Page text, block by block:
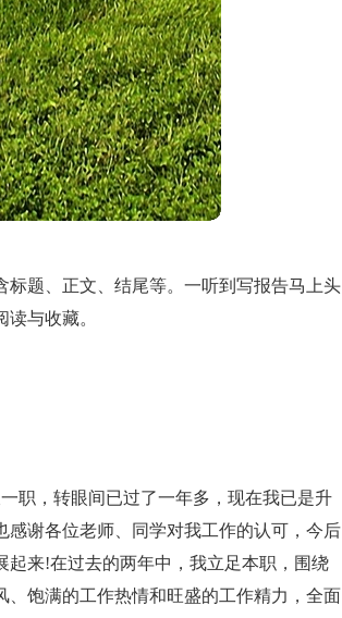
题、正文、结尾等。一听到写报告马上头
与收藏。
职，转眼间已过了一年多，现在我已是升
感谢各位老师、同学对我工作的认可，今后
来!在过去的两年中，我立足本职，围绕
饱满的工作热情和旺盛的工作精力，全面